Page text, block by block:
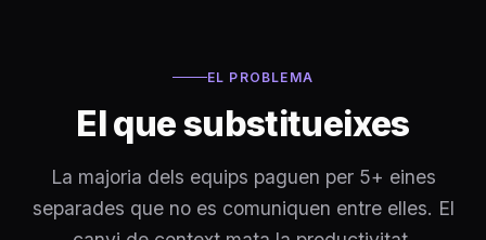
EL PROBLEMA
El que substitueixes
La majoria dels equips paguen per 5+ eines
separades que no es comuniquen entre elles. El